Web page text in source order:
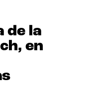
de la
en